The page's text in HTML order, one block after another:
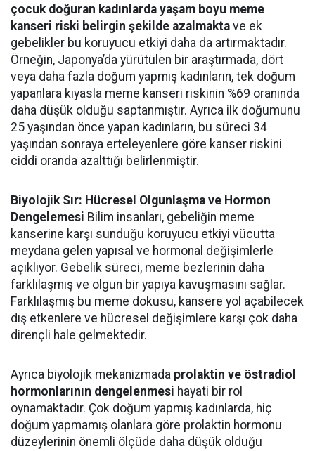
çocuk doğuran kadınlarda yaşam boyu meme
kanseri riski belirgin şekilde azalmakta ve ek
gebelikler bu koruyucu etkiyi daha da artırmaktadır.
Örneğin, Japonya’da yürütülen bir araştırmada, dört
veya daha fazla doğum yapmış kadınların, tek doğum
yapanlara kıyasla meme kanseri riskinin %69 oranında
daha düşük olduğu saptanmıştır. Ayrıca ilk doğumunu
25 yaşından önce yapan kadınların, bu süreci 34
yaşından sonraya erteleyenlere göre kanser riskini
ciddi oranda azalttığı belirlenmiştir.
Biyolojik Sır: Hücresel Olgunlaşma ve Hormon
Dengelemesi Bilim insanları, gebeliğin meme
kanserine karşı sunduğu koruyucu etkiyi vücutta
meydana gelen yapısal ve hormonal değişimlerle
açıklıyor. Gebelik süreci, meme bezlerinin daha
farklılaşmış ve olgun bir yapıya kavuşmasını sağlar.
Farklılaşmış bu meme dokusu, kansere yol açabilecek
dış etkenlere ve hücresel değişimlere karşı çok daha
dirençli hale gelmektedir.
Ayrıca biyolojik mekanizmada prolaktin ve östradiol
hormonlarının dengelenmesi hayati bir rol
oynamaktadır. Çok doğum yapmış kadınlarda, hiç
doğum yapmamış olanlara göre prolaktin hormonu
düzeylerinin önemli ölçüde daha düşük olduğu